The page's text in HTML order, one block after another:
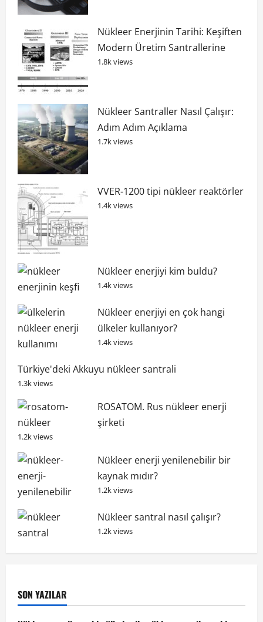
Nükleer Enerjinin Tarihi: Keşiften
Modern Üretim Santrallerine
1.8k views
Nükleer Santraller Nasıl Çalışır:
Adım Adım Açıklama
1.7k views
VVER-1200 tipi nükleer reaktörler
1.4k views
Nükleer enerjiyi kim buldu?
1.4k views
Nükleer enerjiyi en çok hangi
ülkeler kullanıyor?
1.4k views
Türkiye'deki Akkuyu nükleer santrali
1.3k views
ROSATOM. Rus nükleer enerji
şirketi
1.2k views
Nükleer enerji yenilenebilir bir
kaynak mıdır?
1.2k views
Nükleer santral nasıl çalışır?
1.2k views
SON YAZILAR